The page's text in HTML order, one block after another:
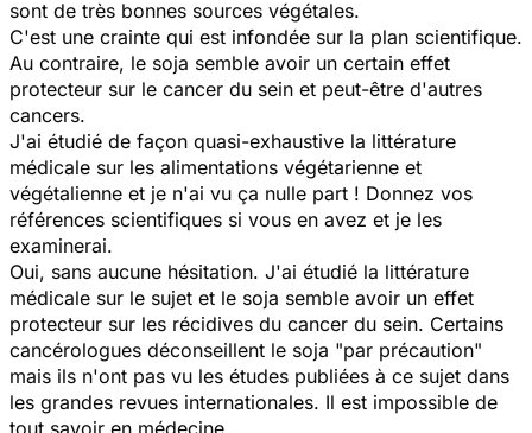
sont de très bonnes sources végétales.
C'est une crainte qui est infondée sur la plan scientifique.
Au contraire, le soja semble avoir un certain effet
protecteur sur le cancer du sein et peut-être d'autres
cancers.
J'ai étudié de façon quasi-exhaustive la littérature
médicale sur les alimentations végétarienne et
végétalienne et je n'ai vu ça nulle part ! Donnez vos
références scientifiques si vous en avez et je les
examinerai.
Oui, sans aucune hésitation. J'ai étudié la littérature
médicale sur le sujet et le soja semble avoir un effet
protecteur sur les récidives du cancer du sein. Certains
cancérologues déconseillent le soja "par précaution"
mais ils n'ont pas vu les études publiées à ce sujet dans
les grandes revues internationales. Il est impossible de
tout savoir en médecine.